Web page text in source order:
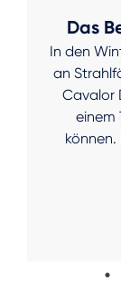
Das
In den
an
Cavalor
einem
können.